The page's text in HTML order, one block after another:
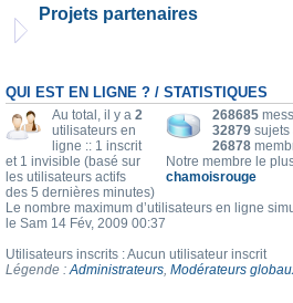
Projets partenaires
QUI EST EN LIGNE ? / STATISTIQUES
268685
32879 sujets
26878
Notre membre le
chamoisrouge
Au total, il y a 2
utilisateurs en
ligne :: 1 inscrit
et 1 invisible (basé sur
les utilisateurs actifs
des 5 dernières minutes)
Le nombre maximum d’utilisateurs en ligne
le Sam 14 Fév, 2009 00:37
Utilisateurs inscrits : Aucun utilisateur inscrit
Légende :Administrateurs, Modérateurs